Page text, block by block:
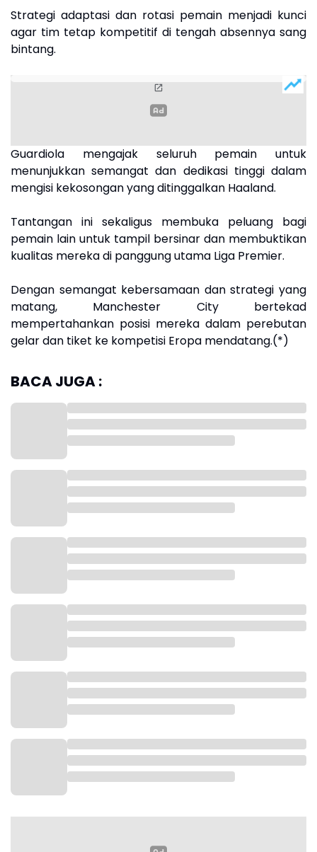
Strategi adaptasi dan rotasi pemain menjadi kunci
agar tim tetap kompetitif di tengah absennya sang
bintang.
Guardiola mengajak seluruh pemain untuk
menunjukkan semangat dan dedikasi tinggi dalam
mengisi kekosongan yang ditinggalkan Haaland.
Tantangan ini sekaligus membuka peluang bagi
pemain lain untuk tampil bersinar dan membuktikan
kualitas mereka di panggung utama Liga Premier.
Dengan semangat kebersamaan dan strategi yang
matang, Manchester City bertekad
mempertahankan posisi mereka dalam perebutan
gelar dan tiket ke kompetisi Eropa mendatang.(*)
BACA JUGA :